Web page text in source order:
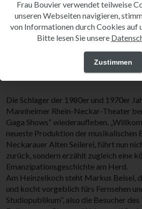
Presse
Wohlgerüche breiten sich in der
„Willkommen in den Sixties“ aus
Die Schlager der 1980er und 1970er
Mannheimer Rhein-Neckar-Theater
Gaga Shows“ wiederaufleben.
neueste Produktion der musikalischen
Neckarauer Alten Seilerei, führt nun
zurück, sondern erzählt zugleich eine
Emanzipationsgeschichte am Herd.
Am Heinzelkoch steht Markus Beisel,
und kocht vorgeblich fürs Fernsehen
Studiopublikum“, also die Besucher des
Frau Bouvier verwendet teilweise
unseren Webseiten navigieren,
von Informationen durch Cookies auf
Bitte lesen Sie unsere
Zustimmen